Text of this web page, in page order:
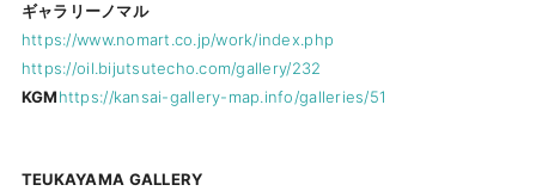
ギャラリーノマル
https://www.nomart.co.jp/work/index.php
https://oil.bijutsutecho.com/gallery/232
KGMhttps://kansai-gallery-map.info/galleries/51
TEUKAYAMA GALLERY